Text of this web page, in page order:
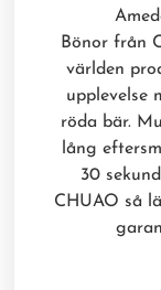
Bönor från
världen
upplevelse
röda bär.
lång
30
CHUAO så